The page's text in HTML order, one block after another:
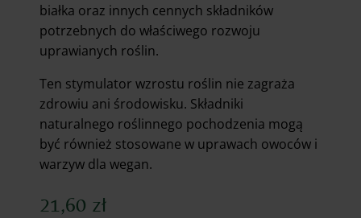
białka oraz innych cennych składników
potrzebnych do właściwego rozwoju
uprawianych roślin.
Ten stymulator wzrostu roślin nie zagraża
zdrowiu ani środowisku. Składniki
naturalnego roślinnego pochodzenia mogą
być również stosowane w uprawach owoców i
warzyw dla wegan.
21,60 zł